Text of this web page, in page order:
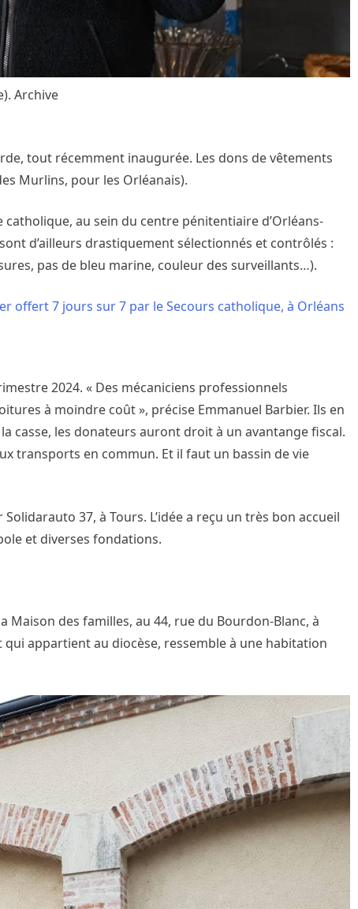
Archive
tout récemment inaugurée. Les dons de vêtements
Murlins, pour les Orléanais).
au sein du centre pénitentiaire d’Orléans-
d’ailleurs drastiquement sélectionnés et contrôlés :
pas de bleu marine, couleur des surveillants…).
offert 7 jours sur 7 par le Secours catholique, à Orléans
2024. « Des mécaniciens professionnels
à moindre coût », précise Emmanuel Barbier. Ils en
casse, les donateurs auront droit à un avantange fiscal.
transports en commun. Et il faut un bassin de vie
37, à Tours. L’idée a reçu un très bon accueil
et diverses fondations.
Maison des familles, au 44, rue du Bourdon-Blanc, à
appartient au diocèse, ressemble à une habitation